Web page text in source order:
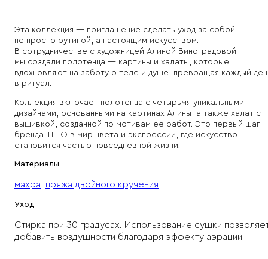
Эта коллекция — приглашение сделать уход за собой
не просто рутиной, а настоящим искусством.
В сотрудничестве с художницей Алиной Виноградовой
мы создали полотенца — картины и халаты, которые
вдохновляют на заботу о теле и душе, превращая каждый
в ритуал.
Коллекция включает полотенца с четырьмя уникальными
дизайнами, основанными на картинах Алины, а также халат с
вышивкой, созданной по мотивам её работ. Это первый шаг
бренда TELO в мир цвета и экспрессии, где искусство
становится частью повседневной жизни.
Материалы
махра пряжа двойного кручения
Уход
Стирка при 30 градусах. Использование сушки
добавить воздушности благодаря эффекту аэрации